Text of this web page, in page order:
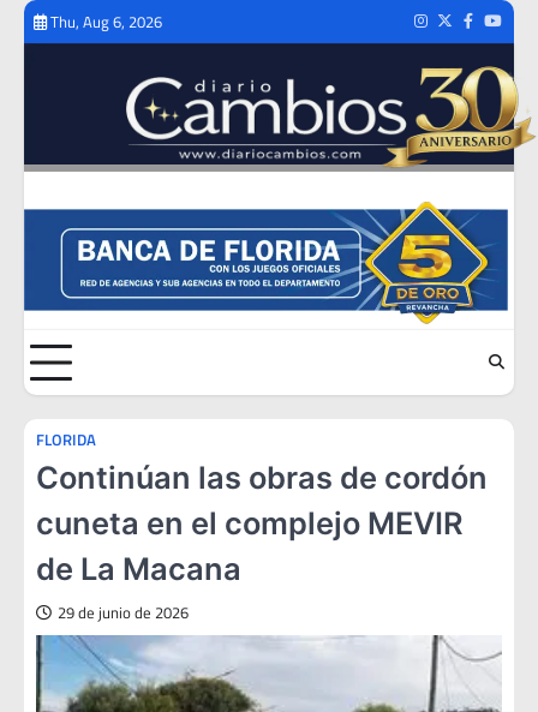
Skip
Thu, Aug 6, 2026 Instagram
TwitterFacebook
FLORIDA
Continúan las obras de cordón
cuneta en el complejo MEVIR
de La Macana
29 de junio de 2026